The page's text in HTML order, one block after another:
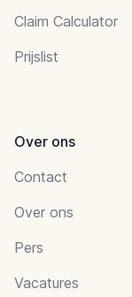
Claim Calculator
Prijslist
Over ons
Contact
Over ons
Pers
Vacatures